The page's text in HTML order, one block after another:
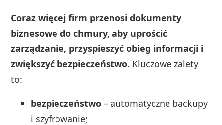
Coraz więcej firm przenosi dokumenty
biznesowe do chmury, aby uprościć
zarządzanie, przyspieszyć obieg informacji i
zwiększyć bezpieczeństwo. Kluczowe zalety
to:
bezpieczeństwo – automatyczne backupy
i szyfrowanie;